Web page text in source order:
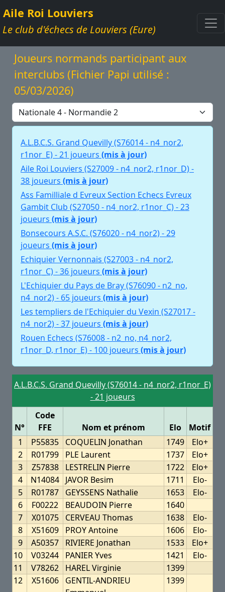
Aile Roi Louviers
Le club d'échecs de Louviers (Eure)
Joueurs normands participant aux
interclubs (Fichier Papi utilisé :
05/03/2026)
A.L.B.C.S. Grand Quevilly (S76014 - n4_nor2,
r1nor_E) - 21 joueurs (mis à jour)
Aile Roi Louviers (S27009 - n4_nor2, r1nor_D) -
38 joueurs (mis à jour)
Ass Familliale d Evreux Section Echecs Evreux
Gambit Club (S27050 - n4_nor2, r1nor_C) - 23
joueurs (mis à jour)
Bonsecours A.S.C. (S76020 - n4_nor2) - 29
joueurs (mis à jour)
Echiquier Vernonnais (S27003 - n4_nor2,
r1nor_C) - 36 joueurs (mis à jour)
L'Echiquier du Pays de Bray (S76090 - n2_no,
n4_nor2) - 65 joueurs (mis à jour)
Les templiers de l'Echiquier du Vexin (S27017 -
n4_nor2) - 37 joueurs (mis à jour)
Rouen Echecs (S76008 - n2_no, n4_nor2,
r1nor_D, r1nor_E) - 100 joueurs (mis à jour)
A.L.B.C.S. Grand Quevilly (S76014 - n4_nor2, r1nor_E)
- 21 joueurs
N°
Code
FFE
Nom et prénom Elo
Motif
1
P55835 COQUELIN Jonathan 1749
Elo+
2
R01799 PLE Laurent 1737
Elo+
3
Z57838 LESTRELIN Pierre 1722
Elo+
4
N14084 JAVOR Besim 1711
Elo-
5
R01787 GEYSSENS Nathalie 1653
Elo-
6
F00222 BEAUDOIN Pierre
1640
7
X01075 CERVEAU Thomas 1638
Elo-
8
X51609 PROY Antoine 1606
Elo-
9
A50357 RIVIERE Jonathan 1533
Elo+
10
V03244 PANIER Yves 1421
Elo-
11
V78262 HAREL Virginie
1399
12
X51606
GENTIL-ANDRIEU
1399